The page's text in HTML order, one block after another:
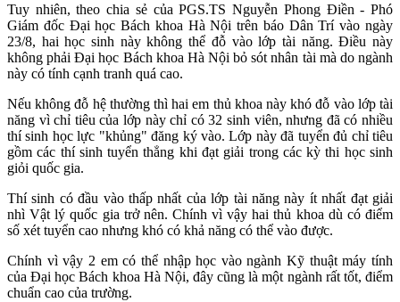
Tuy nhiên, theo chia sẻ của PGS.TS Nguyễn Phong Điền - Phó
Giám đốc Đại học Bách khoa Hà Nội trên báo Dân Trí vào ngày
23/8, hai học sinh này không thể đỗ vào lớp tài năng. Điều này
không phải Đại học Bách khoa Hà Nội bỏ sót nhân tài mà do ngành
này có tính cạnh tranh quá cao.
Nếu không đỗ hệ thường thì hai em thủ khoa này khó đỗ vào lớp tài
năng vì chỉ tiêu của lớp này chỉ có 32 sinh viên, nhưng đã có nhiều
thí sinh học lực "khủng" đăng ký vào. Lớp này đã tuyển đủ chỉ tiêu
gồm các thí sinh tuyển thẳng khi đạt giải trong các kỳ thi học sinh
giỏi quốc gia.
Thí sinh có đầu vào thấp nhất của lớp tài năng này ít nhất đạt giải
nhì Vật lý quốc gia trở nên. Chính vì vậy hai thủ khoa dù có điểm
số xét tuyển cao nhưng khó có khả năng có thể vào được.
Chính vì vậy 2 em có thể nhập học vào ngành Kỹ thuật máy tính
của Đại học Bách khoa Hà Nội, đây cũng là một ngành rất tốt, điểm
chuẩn cao của trường.